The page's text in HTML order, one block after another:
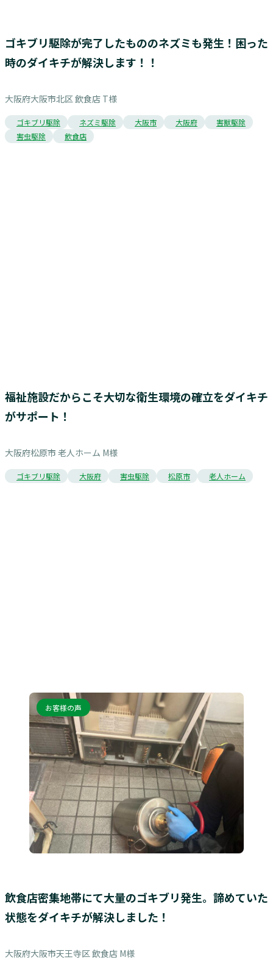
ゴキブリ駆除が完了したもののネズミも発生！困った
時のダイキチが解決します！！
大阪府大阪市北区 飲食店 T様
ゴキブリ駆除 ネズミ駆除 大阪市 大阪府
害獣駆除
害虫駆除
飲食店
福祉施設だからこそ大切な衛生環境の確立をダイキチ
がサポート！
大阪府松原市 老人ホーム M様
ゴキブリ駆除 大阪府 害虫駆除 松原市 老人ホーム
お客様の声
飲食店密集地帯にて大量のゴキブリ発生。諦めていた
状態をダイキチが解決しました！
大阪府大阪市天王寺区 飲食店 M様